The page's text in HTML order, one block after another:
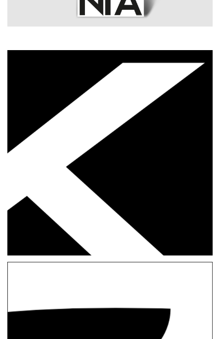
Transfer und Kooperation
Produktgestaltung B.A.
Strategische Gestaltung M.A.